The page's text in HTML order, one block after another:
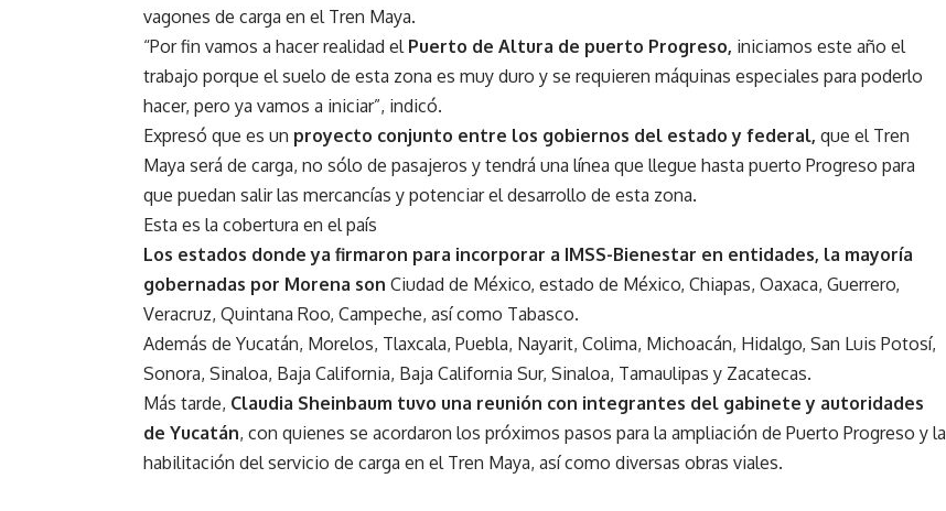
vagones de carga en el Tren Maya.
“Por fin vamos a hacer realidad el Puerto de Altura de puerto Progreso, iniciamos este año el
trabajo porque el suelo de esta zona es muy duro y se requieren máquinas especiales para poderlo
hacer, pero ya vamos a iniciar”, indicó.
Expresó que es un proyecto conjunto entre los gobiernos del estado y federal, que el Tren
Maya será de carga, no sólo de pasajeros y tendrá una línea que llegue hasta puerto Progreso para
que puedan salir las mercancías y potenciar el desarrollo de esta zona.
Esta es la cobertura en el país
Los estados donde ya firmaron para incorporar a IMSS-Bienestar en entidades, la mayoría
gobernadas por Morena son Ciudad de México, estado de México, Chiapas, Oaxaca, Guerrero,
Veracruz, Quintana Roo, Campeche, así como Tabasco.
Además de Yucatán, Morelos, Tlaxcala, Puebla, Nayarit, Colima, Michoacán, Hidalgo, San Luis Potosí,
Sonora, Sinaloa, Baja California, Baja California Sur, Sinaloa, Tamaulipas y Zacatecas.
Más tarde, Claudia Sheinbaum tuvo una reunión con integrantes del gabinete y autoridades
de Yucatán, con quienes se acordaron los próximos pasos para la ampliación de Puerto Progreso y la
habilitación del servicio de carga en el Tren Maya, así como diversas obras viales.